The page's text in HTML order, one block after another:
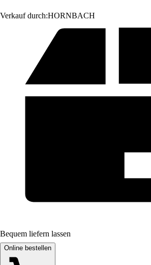
Verkauf durch:HORNBACH
Bequem liefern lassen
Online bestellen